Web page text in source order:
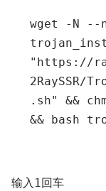
wget - N --
"https://
2RaySSR/
.sh"
&&
&& bash
输入 1回车